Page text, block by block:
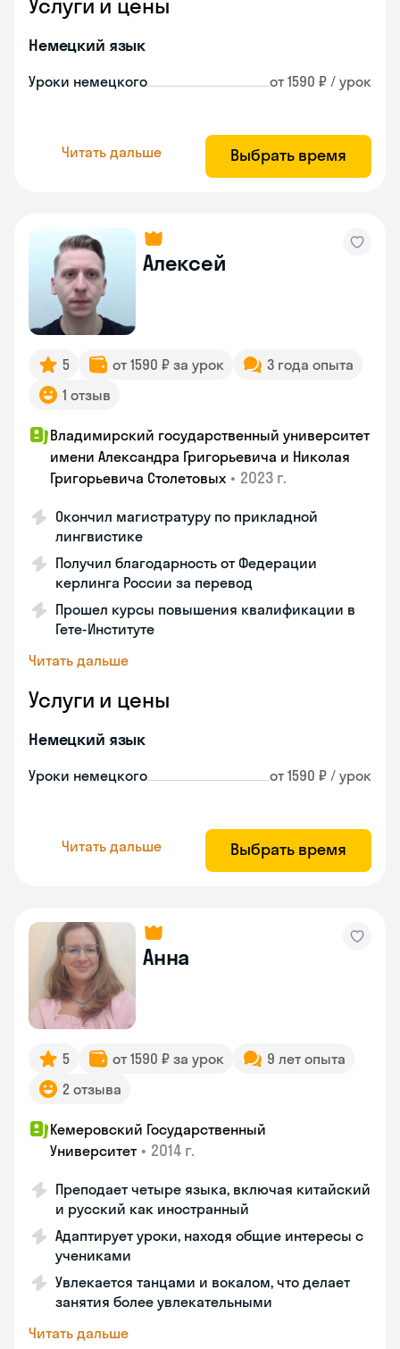
Услуги и цены
Немецкий язык
Уроки немецкого от 1590 ₽ / урок
Читать дальше Выбрать время
Алексей
5 от 1590 ₽ за урок
3 года опыта
1 отзыв
Владимирский государственный университет
имени Александра Григорьевича и Николая
Григорьевича Столетовых • 2023 г.
Окончил магистратуру по прикладной
лингвистике
Получил благодарность от Федерации
керлинга России за перевод
Прошел курсы повышения квалификации в
Гете-Институте
Читать дальше
Услуги и цены
Немецкий язык
Уроки немецкого от 1590 ₽ / урок
Читать дальше Выбрать время
Анна
5 от 1590 ₽ за урок
9 лет опыта
2 отзыва
Кемеровский Государственный
Университет • 2014 г.
Преподает четыре языка, включая китайский
и русский как иностранный
Адаптирует уроки, находя общие интересы с
учениками
Увлекается танцами и вокалом, что делает
занятия более увлекательными
Читать дальше